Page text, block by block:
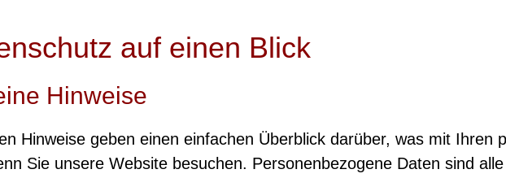
auf einen Blick
Hinweise
Hinweise geben einen einfachen Überblick darüber, was mit Ihren
Sie unsere Website besuchen. Personenbezogene Daten sind